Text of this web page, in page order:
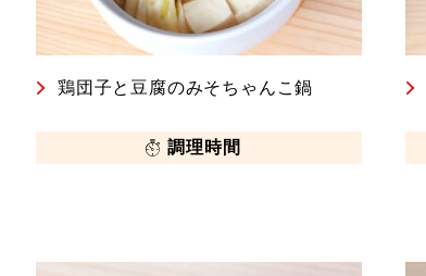
鶏団子と豆腐のみそちゃんこ鍋
調理時間